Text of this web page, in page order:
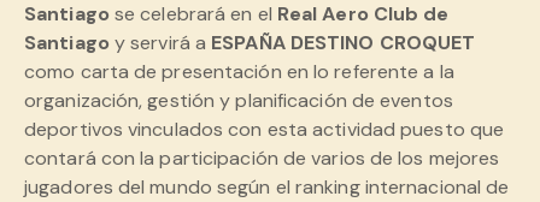
Santiago se celebrará en el Real Aero Club de
Santiago y servirá a ESPAÑA DESTINO CROQUET
como carta de presentación en lo referente a la
organización, gestión y planificación de eventos
deportivos vinculados con esta actividad puesto que
contará con la participación de varios de los mejores
jugadores del mundo según el ranking internacional de